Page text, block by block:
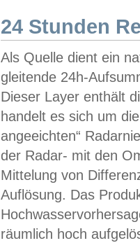
24 Stunden
Als Quelle dient ein
gleitende 24h-
Dieser Layer enthält
handelt es sich um
angeeichten“
der Radar- mit den
Mittelung von
Auflösung. Das
räumlich hoch